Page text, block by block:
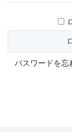
パスワードを忘